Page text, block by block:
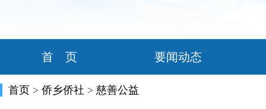
首 页 要闻动态
首页 > 侨乡侨社 > 慈善公益